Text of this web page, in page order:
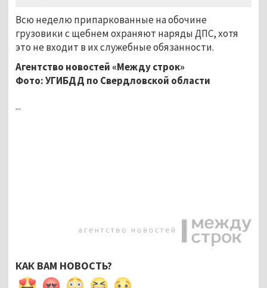
Всю неделю припаркованные на обочине
грузовики с щебнем охраняют наряды ДПС, хотя
это не входит в их служебные обязанности.
Агентство новостей «Между строк»
Фото: УГИБДД по Свердловской области
...
КАК ВАМ НОВОСТЬ?